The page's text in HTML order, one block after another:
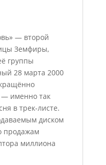
— второй
Земфиры,
группы
28 марта 2000
именно так
в трек-листе.
диском
продажам
миллиона